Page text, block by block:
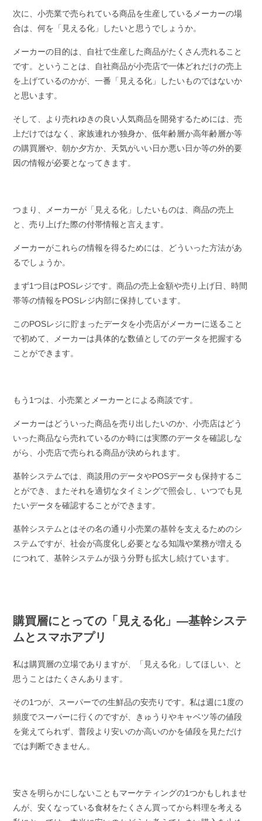
次に、小売業で売られている商品を生産しているメーカーの場
合は、何を「見える化」したいと思うでしょうか。
メーカーの目的は、自社で生産した商品がたくさん売れること
です。ということは、自社商品が小売店で一体どれだけの売上
を上げているのかが、一番「見える化」したいものではないか
と思います。
そして、より売れゆきの良い人気商品を開発するためには、売
上だけではなく、家族連れか独身か、低年齢層か高年齢層か等
の購買層や、朝か夕方か、天気がいい日か悪い日か等の外的要
因の情報が必要となってきます。
つまり、メーカーが「見える化」したいものは、商品の売上
と、売り上げた際の付帯情報と言えます。
メーカーがこれらの情報を得るためには、どういった方法があ
るでしょうか。
まず1つ目はPOSレジです。商品の売上金額や売り上げ日、時間
帯等の情報をPOSレジ内部に保持しています。
このPOSレジに貯まったデータを小売店がメーカーに送ること
で初めて、メーカーは具体的な数値としてのデータを把握する
ことができます。
もう1つは、小売業とメーカーとによる商談です。
メーカーはどういった商品を売り出したいのか、小売店はどう
いった商品なら売れているのか時には実際のデータを確認しな
がら、小売店で売られる商品が決められます。
基幹システムでは、商談用のデータやPOSデータも保持するこ
とができ、またそれを適切なタイミングで照会し、いつでも見
たいデータを確認することができます。
基幹システムとはその名の通り小売業の基幹を支えるためのシ
ステムですが、社会が高度化し必要となる知識や業務が増える
につれて、基幹システムが扱う分野も拡大し続けています。
購買層にとっての「見える化」―基幹システ
ムとスマホアプリ
私は購買層の立場でありますが、「見える化」してほしい、と
思うことはたくさんあります。
その1つが、スーパーでの生鮮品の安売りです。私は週に1度の
頻度でスーパーに行くのですが、きゅうりやキャベツ等の値段
を覚えてられず、普段より安いのか高いのかを値段を見ただけ
では判断できません。
安さを明らかにしないこともマーケティングの1つかもしれませ
んが、安くなっている食材をたくさん買ってから料理を考える